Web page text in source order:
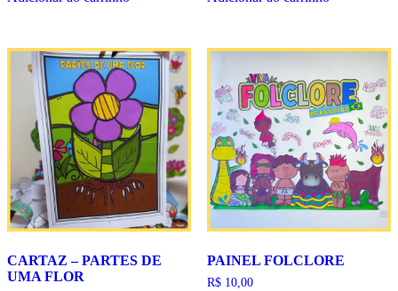
CARTAZ – PARTES DE
UMA FLOR
PAINEL FOLCLORE
R$10,00